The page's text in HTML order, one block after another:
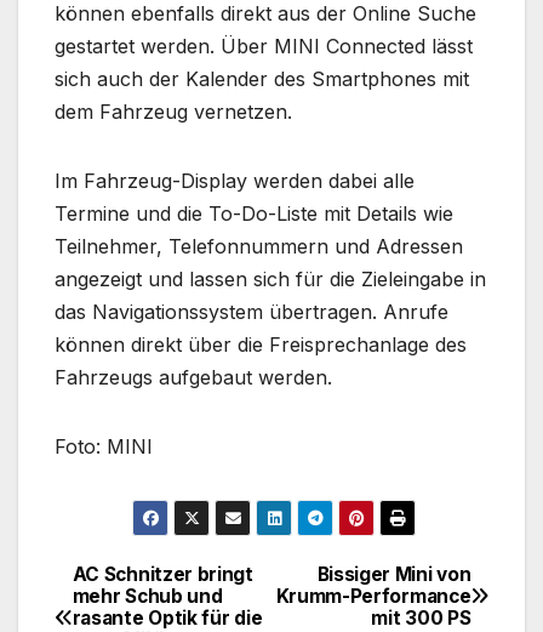
können ebenfalls direkt aus der Online Suche
gestartet werden. Über MINI Connected lässt
sich auch der Kalender des Smartphones mit
dem Fahrzeug vernetzen.
Im Fahrzeug-Display werden dabei alle
Termine und die To-Do-Liste mit Details wie
Teilnehmer, Telefonnummern und Adressen
angezeigt und lassen sich für die Zieleingabe in
das Navigationssystem übertragen. Anrufe
können direkt über die Freisprechanlage des
Fahrzeugs aufgebaut werden.
Foto: MINI
Beitragsnavigation
Bissiger Mini von
Krumm-Performance
mit 300 PS
AC Schnitzer bringt
mehr Schub und
rasante Optik für die